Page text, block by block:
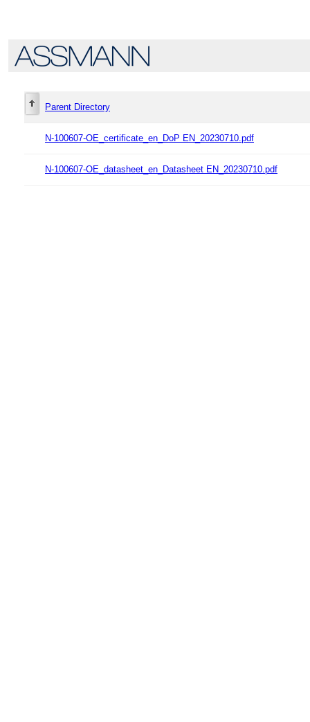
Parent Directory
N-100607-OE_certificate_en_DoP EN_20230710.pdf
N-100607-OE_datasheet_en_Datasheet EN_20230710.pdf